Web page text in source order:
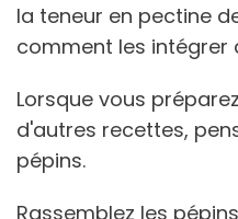
la teneur en pectine
comment les intégrer
Lorsque vous
d'autres recettes,
pépins.
Rassemblez les